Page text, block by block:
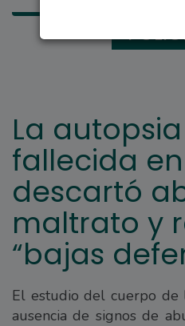
La
fallecida
descartó
maltrato y
“bajas
El estudio del cuerpo de
ausencia de signos de